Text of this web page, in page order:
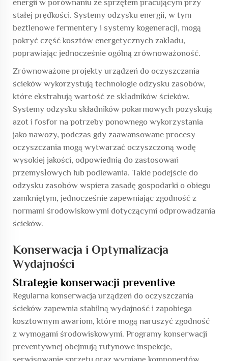
energii w porównaniu ze sprzętem pracującym przy
stałej prędkości. Systemy odzysku energii, w tym
beztlenowe fermentery i systemy kogeneracji, mogą
pokryć część kosztów energetycznych zakładu,
poprawiając jednocześnie ogólną zrównoważoność.
Zrównoważone projekty urządzeń do oczyszczania
ścieków wykorzystują technologie odzysku zasobów,
które ekstrahują wartość ze składników ścieków.
Systemy odzysku składników pokarmowych pozyskują
azot i fosfor na potrzeby ponownego wykorzystania
jako nawozy, podczas gdy zaawansowane procesy
oczyszczania mogą wytwarzać oczyszczoną wodę
wysokiej jakości, odpowiednią do zastosowań
przemysłowych lub podlewania. Takie podejście do
odzysku zasobów wspiera zasadę gospodarki o obiegu
zamkniętym, jednocześnie zapewniając zgodność z
normami środowiskowymi dotyczącymi odprowadzania
ścieków.
Konserwacja i Optymalizacja
Wydajności
Strategie konserwacji preventive
Regularna konserwacja urządzeń do oczyszczania
ścieków zapewnia stabilną wydajność i zapobiega
kosztownym awariom, które mogą naruszyć zgodność
z wymogami środowiskowymi. Programy konserwacji
preventywnej obejmują rutynowe inspekcje,
serwisowanie sprzętu oraz wymianę komponentów